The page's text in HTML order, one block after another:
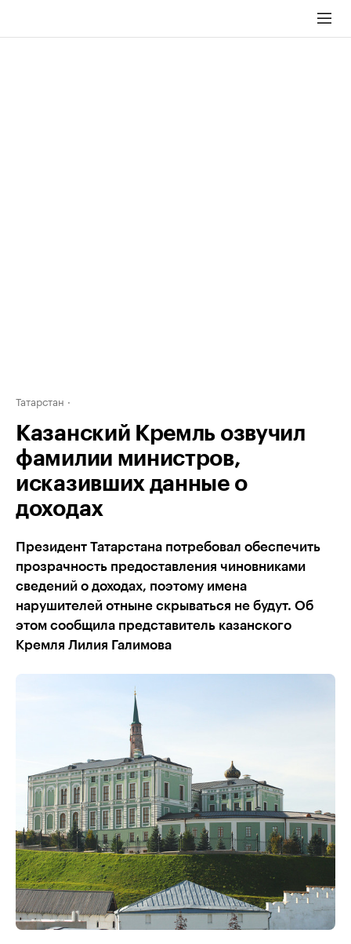
Татарстан
Казанский Кремль озвучил
фамилии министров,
исказивших данные о
доходах
Президент Татарстана потребовал обеспечить
прозрачность предоставления чиновниками
сведений о доходах, поэтому имена
нарушителей отныне скрываться не будут. Об
этом сообщила представитель казанского
Кремля Лилия Галимова